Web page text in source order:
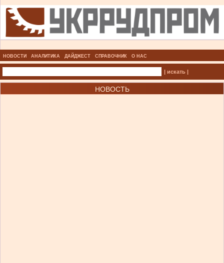
НОВОСТИ АНАЛИТИКА ДАЙДЖЕСТ СПРАВОЧНИК О НАС
| искать |
НОВОСТЬ